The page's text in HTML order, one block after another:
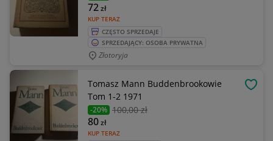
KUP TERAZ
72zł
CZĘSTO SPRZEDAJE
SPRZEDAJĄCY: OSOBA PRYWATNA
Złotoryja
Tomasz Mann Buddenbrookowie
Tom 1-2 1971
-20% 100,00 zł
KUP TERAZ
80zł